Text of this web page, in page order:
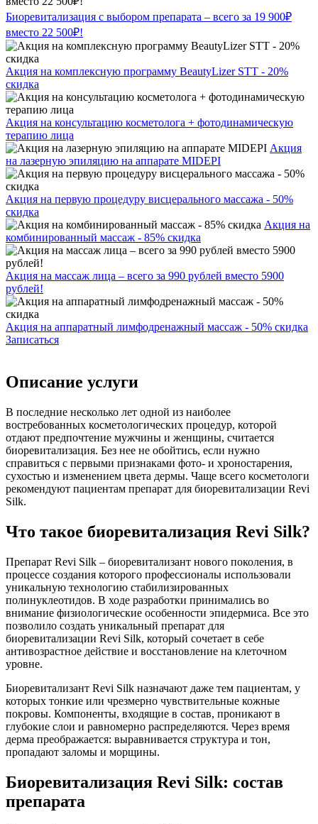
Биоревитализация с выбором препарата – всего за 19 900₽
вместо 22 500₽!
Акция на комплексную программу BeautyLizer STT - 20%
скидка
Акция на консультацию косметолога + фотодинамическую
терапию лица
Акция
на лазерную эпиляцию на аппарате MIDEPI
Акция на первую процедуру висцерального массажа - 50%
скидка
Акция на
комбинированный массаж - 85% скидка
Акция на массаж лица – всего за 990 рублей вместо 5900
рублей!
Акция на аппаратный лимфодренажный массаж - 50% скидка
Записаться
Описание услуги
В последние несколько лет одной из наиболее
востребованных косметологических процедур, которой
отдают предпочтение мужчины и женщины, считается
биоревитализация. Без нее не обойтись, если нужно
справиться с первыми признаками фото- и хроностарения,
сухостью и изменением цвета дермы. Чаще всего косметологи
рекомендуют пациентам препарат для биоревитализации Revi
Silk.
Что такое биоревитализация Revi Silk?
Препарат Revi Silk – биоревитализант нового поколения, в
процессе создания которого профессионалы использовали
уникальную технологию стабилизированных
полинуклеотидов. В ходе разработки принимались во
внимание физиологические особенности эпидермиса. Все это
позволило создать уникальный препарат для
биоревитализации Revi Silk, который сочетает в себе
антивозрастное действие и восстановление на клеточном
уровне.
Биоревитализант Revi Silk назначают даже тем пациентам, у
которых тонкие или чрезмерно чувствительные кожные
покровы. Компоненты, входящие в состав, проникают в
глубокие слои и равномерно распределяются. Через время
дерма преображается: выравнивается структура и тон,
пропадают заломы и морщины.
Биоревитализация Revi Silk: состав
препарата